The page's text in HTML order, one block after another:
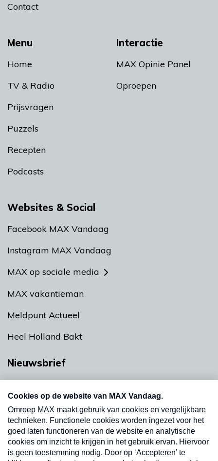
Menu
Home
TV & Radio
Prijsvragen
Puzzels
Recepten
Podcasts
Interactie
MAX Opinie Panel
Oproepen
Contact
Websites & Social
Facebook MAX Vandaag
Instagram MAX Vandaag
MAX op sociale media
MAX vakantieman
Meldpunt Actueel
Heel Holland Bakt
Nieuwsbrief
nieuwsbrief. Elke vrijdag- en dinsdagochtend in
uw mailbox.
Verzend